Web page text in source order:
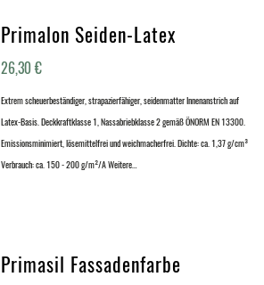
Primalon Seiden-Latex
26,30€
Extrem scheuerbeständiger, strapazierfähiger, seidenmatter Innenanstrich auf
Latex-Basis. Deckkraftklasse 1, Nassabriebklasse 2 gemäß ÖNORM EN 13300.
Emissionsminimiert, lösemittelfrei und weichmacherfrei. Dichte: ca. 1,37 g/cm³
Verbrauch: ca. 150 - 200 g/m²/A Weitere…
Primasil Fassadenfarbe